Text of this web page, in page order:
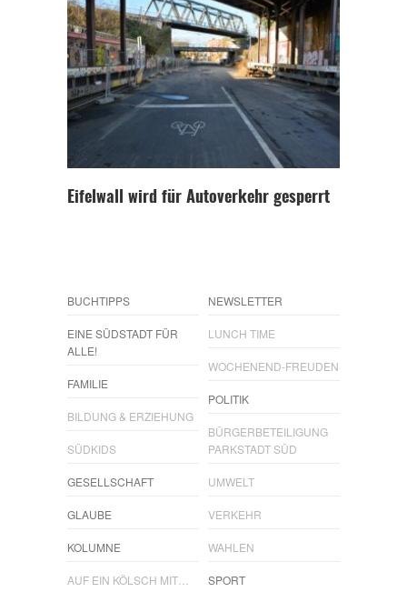
Eifelwall wird für Autoverkehr gesperrt
BUCHTIPPS
EINE SÜDSTADT FÜR
ALLE!
FAMILIE
BILDUNG & ERZIEHUNG
SÜDKIDS
GESELLSCHAFT
GLAUBE
KOLUMNE
AUF EIN KÖLSCH MIT…
NEWSLETTER
LUNCH TIME
WOCHENEND-FREUDEN
POLITIK
BÜRGERBETEILIGUNG
PARKSTADT SÜD
UMWELT
VERKEHR
WAHLEN
SPORT